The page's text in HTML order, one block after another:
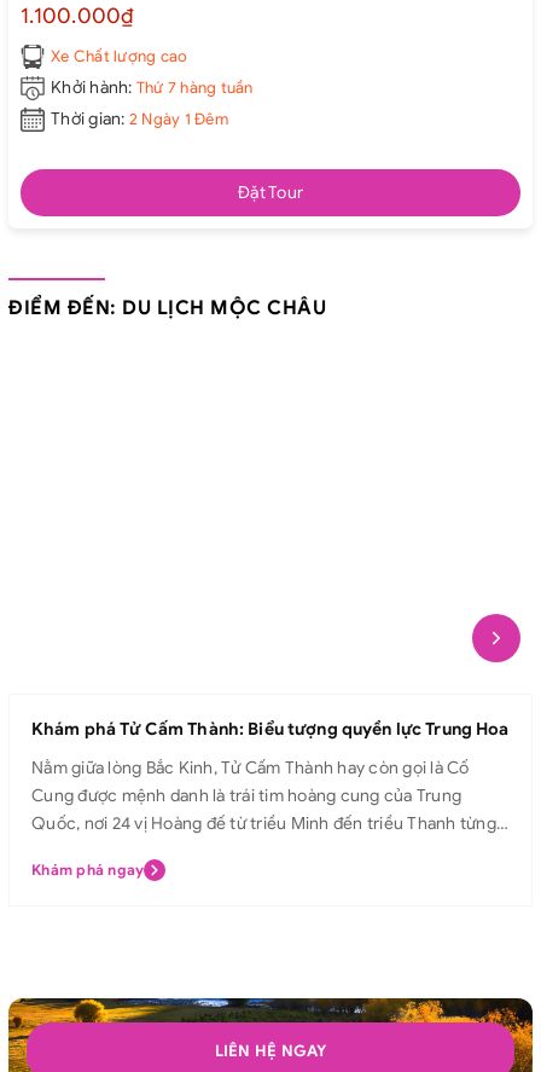
1.100.000₫
Xe Chất lượng cao
Khởi hành: Thứ 7 hàng tuần
Thời gian: 2 Ngày 1 Đêm
Đặt Tour
ĐIỂM ĐẾN: DU LỊCH MỘC CHÂU
Khám phá Tử Cấm Thành: Biểu tượng quyền lực Trung Hoa
Nằm giữa lòng Bắc Kinh, Tử Cấm Thành hay còn gọi là Cố
Cung được mệnh danh là trái tim hoàng cung của Trung
Quốc, nơi 24 vị Hoàng đế từ triều Minh đến triều Thanh từng
rỡ và các điện cung tráng lệ, Tử Cấm Thành không chỉ là biểu
ngưỡng vẻ đẹp tráng lệ, lắng nghe câu chuyện hoàng triều
huy hoàng ngay hôm nay! Tử Cấm Thành Tử Cấm Thành hay
Khám phá ngay
LIÊN HỆ NGAY